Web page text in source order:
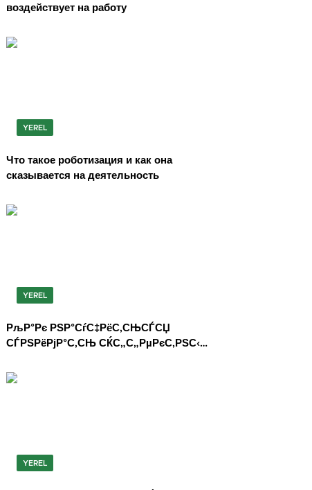
воздействует на работу
YEREL
Что такое роботизация и как она
сказывается на деятельность
YEREL
РљР°Рє РЅР°СѓС‡РёС‚СЊСЃСЏ
СЃРЅРёРјР°С‚СЊ СЌС„С„РµРєС‚РЅС‹Рµ
СЃРјР°СЂС‚С„РѕРЅ
YEREL